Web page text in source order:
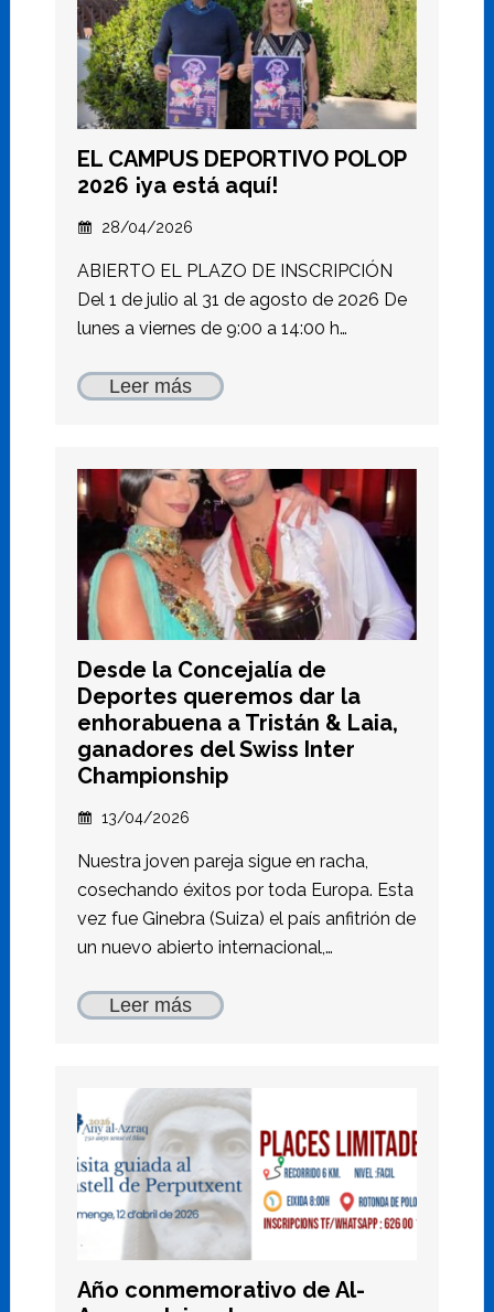
EL CAMPUS DEPORTIVO POLOP
2026 ¡ya está aquí!
28/04/2026
ABIERTO EL PLAZO DE INSCRIPCIÓN
Del 1 de julio al 31 de agosto de 2026 De
lunes a viernes de 9:00 a 14:00 h…
Leer más
Desde la Concejalía de
Deportes queremos dar la
enhorabuena a Tristán & Laia,
ganadores del Swiss Inter
Championship
13/04/2026
Nuestra joven pareja sigue en racha,
cosechando éxitos por toda Europa. Esta
vez fue Ginebra (Suiza) el país anfitrión de
un nuevo abierto internacional,…
Leer más
Año conmemorativo de Al-